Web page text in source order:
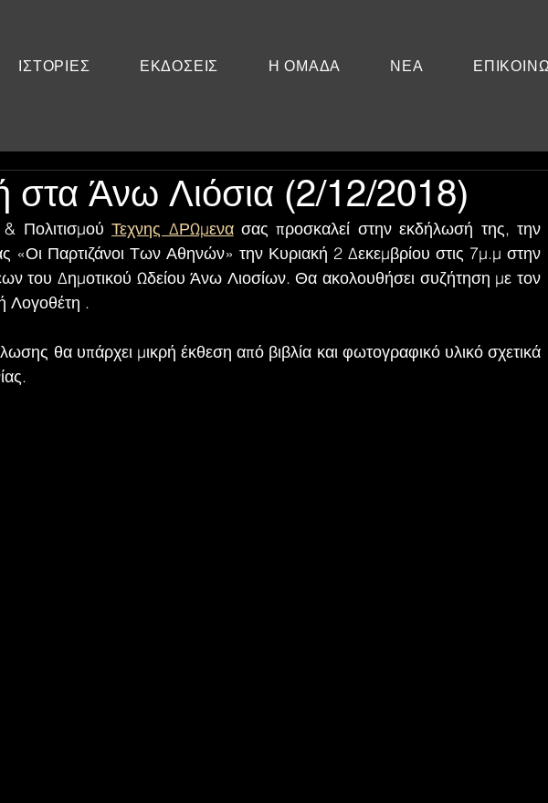
ΙΣΤΟΡΙΕΣ ΕΚΔΟΣΕΙΣ Η ΟΜΑΔΑ ΝΕΑ
στα Άνω Λιόσια (2/12/2018)
Πολιτισμού Τεχνης ΔΡΩμενα σας προσκαλεί στην εκδήλωσή της, την
«Οι Παρτιζάνοι Των Αθηνών» την Κυριακή 2 Δεκεμβρίου στις 7μ.μ στην
του Δημοτικού Ωδείου Άνω Λιοσίων. Θα ακολουθήσει συζήτηση με τον
Λογοθέτη .
θα υπάρχει μικρή έκθεση από βιβλία και φωτογραφικό υλικό σχετικά